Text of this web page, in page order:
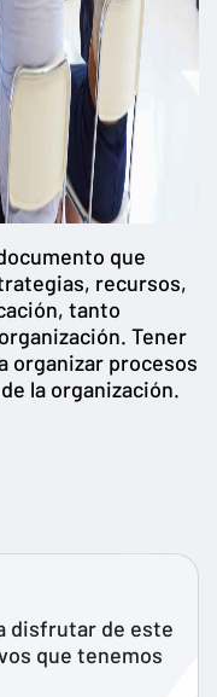
que
recursos,
tanto
Tener
organizar procesos
la organización.
disfrutar de este
que tenemos